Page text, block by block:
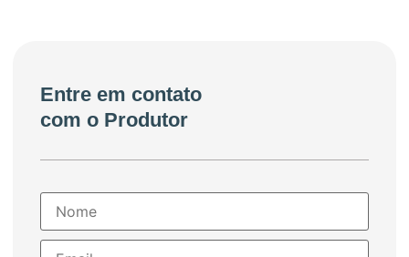
Entre em contato
com o Produtor